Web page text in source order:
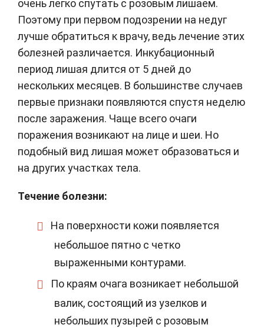
очень легко спутать с розовым лишаем.
Поэтому при первом подозрении на недуг
лучше обратиться к врачу, ведь лечение этих
болезней различается. Инкубационный
период лишая длится от 5 дней до
нескольких месяцев. В большинстве случаев
первые признаки появляются спустя неделю
после заражения. Чаще всего очаги
поражения возникают на лице и шеи. Но
подобный вид лишая может образоваться и
на других участках тела.
Течение болезни:
На поверхности кожи появляется
небольшое пятно с четко
выраженными контурами.
По краям очага возникает небольшой
валик, состоящий из узелков и
небольших пузырей с розовым